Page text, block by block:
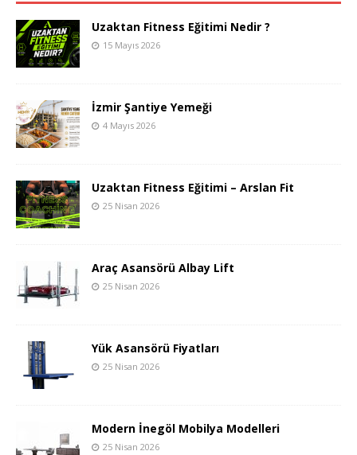
Uzaktan Fitness Eğitimi Nedir ?
15 Mayıs 2026
İzmir Şantiye Yemeği
4 Mayıs 2026
Uzaktan Fitness Eğitimi – Arslan Fit
25 Nisan 2026
Araç Asansörü Albay Lift
25 Nisan 2026
Yük Asansörü Fiyatları
25 Nisan 2026
Modern İnegöl Mobilya Modelleri
25 Nisan 2026